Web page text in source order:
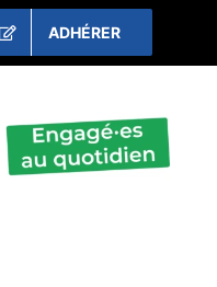
ADHÉRER